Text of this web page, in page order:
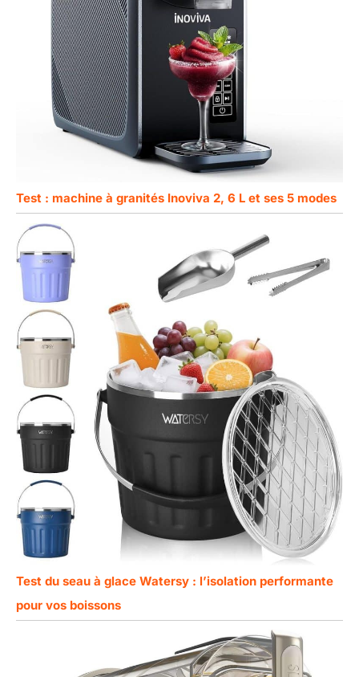
Test : machine à granités Inoviva 2, 6 L et ses 5 modes
Test du seau à glace Watersy : l’isolation performante
pour vos boissons